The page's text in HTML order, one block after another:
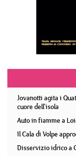
Jovanotti agita i
cuore dell'isola
Auto in fiamme a
Il Cala di Volpe
Disservizio idrico a